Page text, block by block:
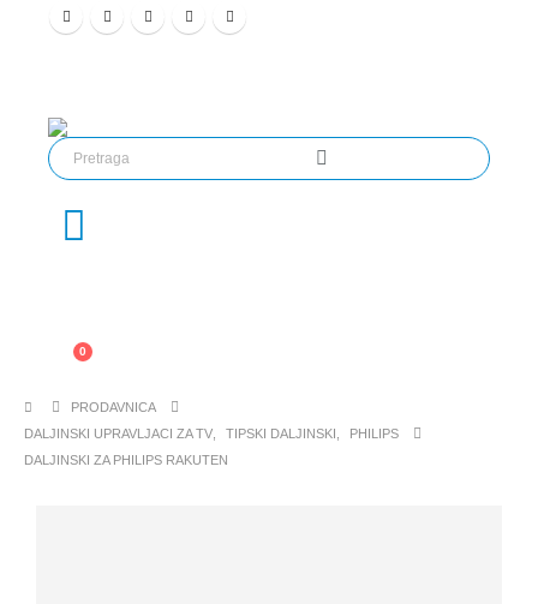
0
PRODAVNICA
DALJINSKI UPRAVLJACI ZA TV
TIPSKI DALJINSKI
PHILIPS
DALJINSKI ZA PHILIPS RAKUTEN